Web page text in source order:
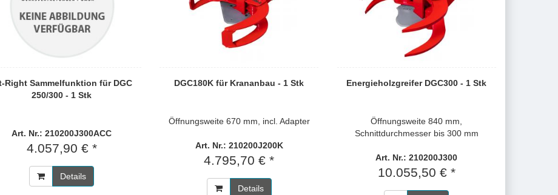
Right Sammelfunktion für DGC
250/300 - 1 Stk
Art. Nr.: 210200J300ACC
4.057,90 € *
Details
DGC180K für Krananbau - 1 Stk
Öffnungsweite 670 mm, incl. Adapter
Art. Nr.: 210200J200K
4.795,70 € *
Details
Energieholzgreifer DGC300 - 1 Stk
Öffnungsweite 840 mm,
Schnittdurchmesser bis 300 mm
Art. Nr.: 210200J300
10.055,50 € *